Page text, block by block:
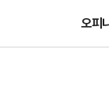
오피